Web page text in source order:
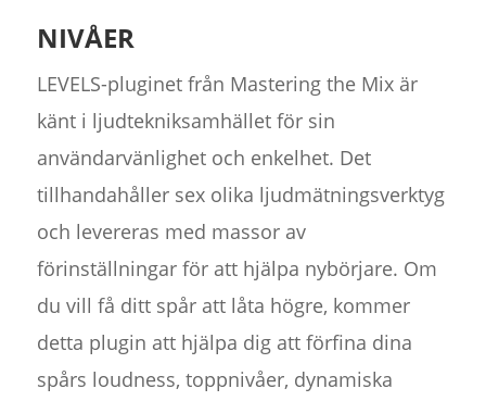
NIVÅER
LEVELS-pluginet från Mastering the Mix är
känt i ljudtekniksamhället för sin
användarvänlighet och enkelhet. Det
tillhandahåller sex olika ljudmätningsverktyg
och levereras med massor av
förinställningar för att hjälpa nybörjare. Om
du vill få ditt spår att låta högre, kommer
detta plugin att hjälpa dig att förfina dina
spårs loudness, toppnivåer, dynamiska